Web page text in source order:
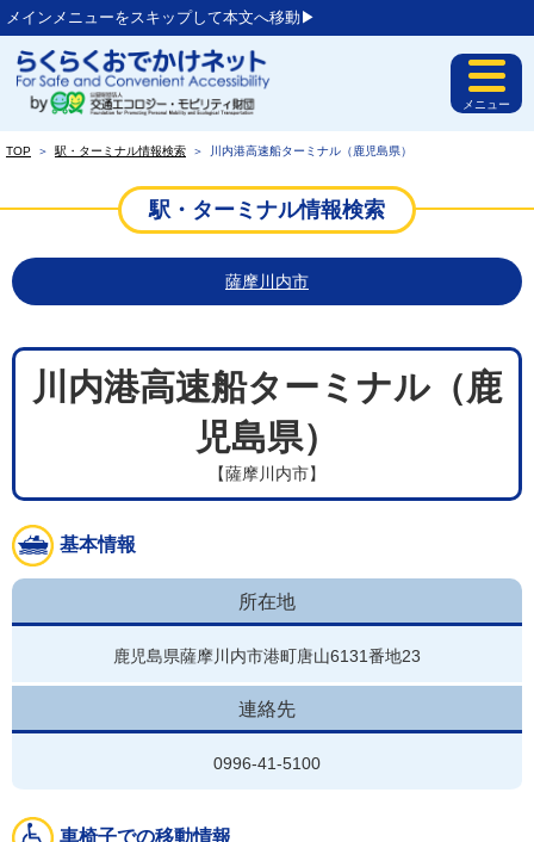
メインメニューをスキップして本文へ移動▶︎
メニュー
TOP ＞ 駅・ターミナル情報検索 ＞ 川内港高速船ターミナル（鹿児島県）
駅・ターミナル情報検索
薩摩川内市
川内港高速船ターミナル（鹿
児島県）
【薩摩川内市】
基本情報
所在地
鹿児島県薩摩川内市港町唐山6131番地23
連絡先
0996-41-5100
車椅子での移動情報